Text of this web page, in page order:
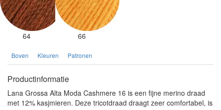
64 66
Boven Kleuren Patronen
Productinformatie
Lana Grossa Alta Moda Cashmere 16 is een fijne merino draad
met 12% kasjmieren. Deze tricotdraad draagt zeer comfortabel, is